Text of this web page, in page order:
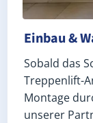
Einbau &
Sobald das
Treppenlift-
Montage
unserer